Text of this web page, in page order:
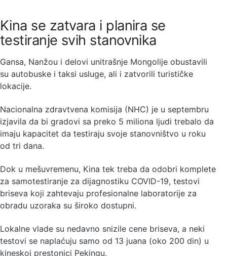
Kina se zatvara i planira se
testiranje svih stanovnika
Gansa, Nanžou i delovi unitrašnje Mongolije obustavili
su autobuske i taksi usluge, ali i zatvorili turističke
lokacije.
Nacionalna zdravtvena komisija (NHC) je u septembru
izjavila da bi gradovi sa preko 5 miliona ljudi trebalo da
imaju kapacitet da testiraju svoje stanovništvo u roku
od tri dana.
Dok u mešuvremenu, Kina tek treba da odobri komplete
za samotestiranje za dijagnostiku COVID-19, testovi
briseva koji zahtevaju profesionalne laboratorije za
obradu uzoraka su široko dostupni.
Lokalne vlade su nedavno snizile cene briseva, a neki
testovi se naplaćuju samo od 13 juana (oko 200 din) u
kineskoj prestonici Pekingu.